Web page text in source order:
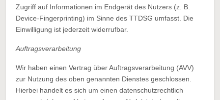
Zugriff auf Informationen im Endgerät des Nutzers (z. B.
Device-Fingerprinting) im Sinne des TTDSG umfasst. Die
Einwilligung ist jederzeit widerrufbar.
Auftragsverarbeitung
Wir haben einen Vertrag über Auftragsverarbeitung (AVV)
zur Nutzung des oben genannten Dienstes geschlossen.
Hierbei handelt es sich um einen datenschutzrechtlich